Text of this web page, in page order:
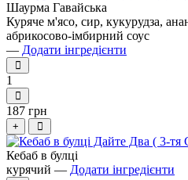
Шаурма Гавайська
Куряче м'ясо, сир, кукурудза,
абрикосово-імбирний соус
— Додати інгредієнти
1
187 грн
+
Кебаб в булці
курячий — Додати інгредієнти